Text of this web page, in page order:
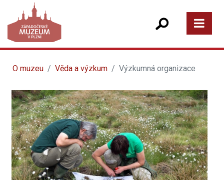
O muzeu Věda a výzkum Výzkumná organizace